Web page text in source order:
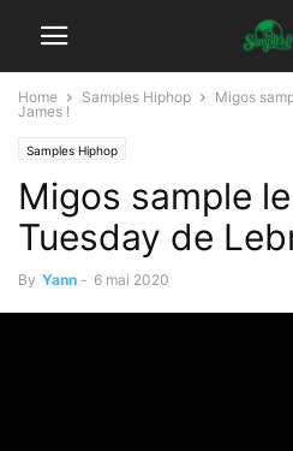
Home Samples Hiphop
Migos
James !
Samples Hiphop
Migos sample
Tuesday de
By Yann - 6 mai 2020